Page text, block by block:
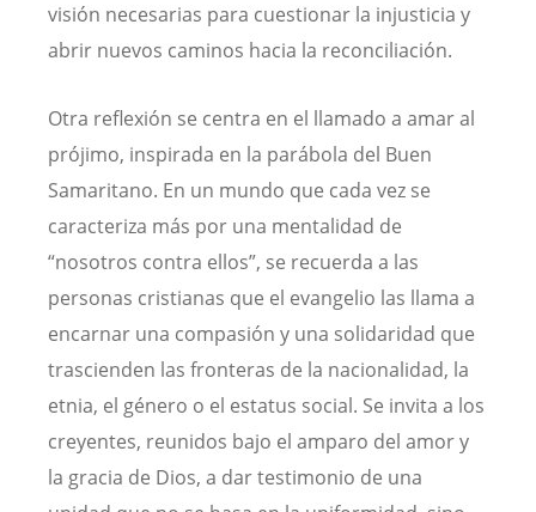
visión necesarias para cuestionar la injusticia y
abrir nuevos caminos hacia la reconciliación.
Otra reflexión se centra en el llamado a amar al
prójimo, inspirada en la parábola del Buen
Samaritano. En un mundo que cada vez se
caracteriza más por una mentalidad de
“nosotros contra ellos”, se recuerda a las
personas cristianas que el evangelio las llama a
encarnar una compasión y una solidaridad que
trascienden las fronteras de la nacionalidad, la
etnia, el género o el estatus social. Se invita a los
creyentes, reunidos bajo el amparo del amor y
la gracia de Dios, a dar testimonio de una